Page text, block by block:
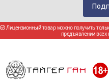
Лицензионный товар можно получить
предъявлении всех